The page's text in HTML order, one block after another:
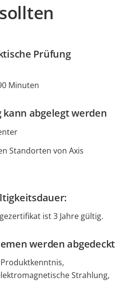
sollten
Prüfung
Minuten
kann abgelegt werden
Standorten von Axis
ist 3 Jahre gültig.
werden abgedeckt
Strahlung,